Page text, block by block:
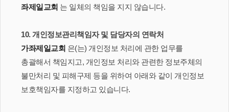
좌제일교회 는 일체의 책임을 지지 않습니다.
10. 개인정보관리책임자 및 담당자의 연락처
가좌제일교회 은(는) 개인정보 처리에 관한 업무를
총괄해서 책임지고, 개인정보 처리와 관련한 정보주체의
불만처리 및 피해구제 등을 위하여 아래와 같이 개인정보
보호책임자를 지정하고 있습니다.